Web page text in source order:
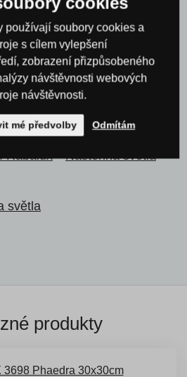
Stropní světla do chodby
dle místnosti
Osvětlení
Nástěnná svítidla do chodby
Rabalux
Rabalux
Nástěnná světla
světla
produkty
používají soubory cookies a
s cílem vylepšení
zobrazení přizpůsobeného
návštěvnosti webových
návštěvnosti.
mé předvolby Odmítám